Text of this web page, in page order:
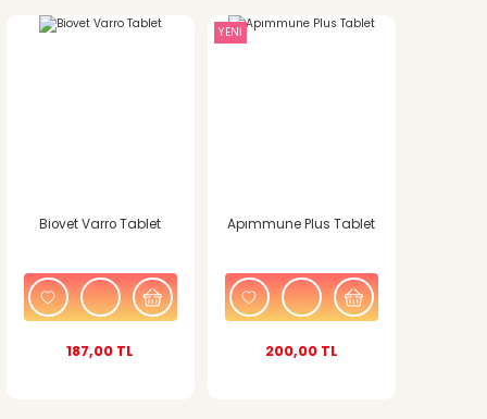
Biovet Varro Tablet
187,00 TL
YENİ
Apımmune Plus Tablet
200,00 TL